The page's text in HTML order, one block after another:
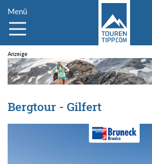
Menü
Bergtour - Gilfert